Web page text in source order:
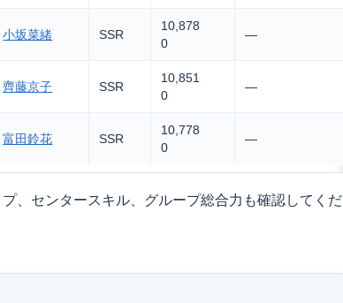
小坂菜緒 SSR
10,878
0
—
齊藤京子 SSR
10,851
0
—
富田鈴花 SSR
10,778
0
—
、センタースキル、グループ総合力も確認してくだ